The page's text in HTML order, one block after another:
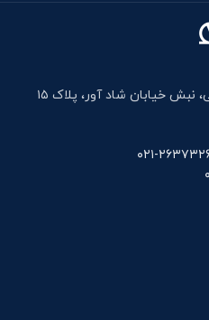
آدرس دفتر: خیابان مقدس اردبیلی، نبش خیابان شاد آور، پلاک ۱۵